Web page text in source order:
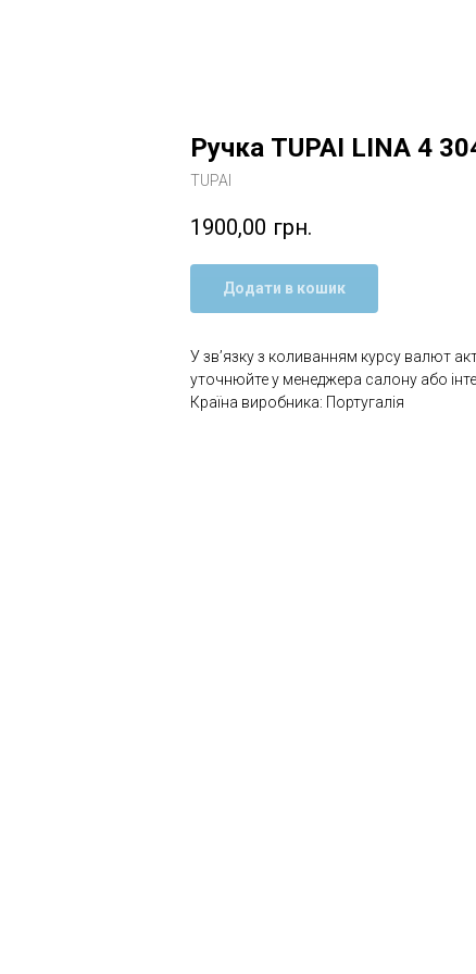
Ручка TUPAI LINA 4
TUPAI
1900,00 грн.
Додати в кошик
У зв’язку з коливанням курсу валют
уточнюйте у менеджера салону або
Країна виробника: Португалія